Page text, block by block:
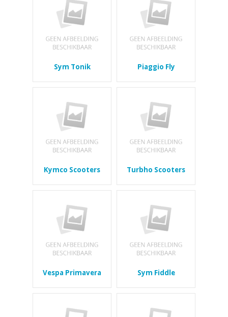
Sym Tonik Piaggio Fly
Kymco Scooters Turbho Scooters
Vespa Primavera Sym Fiddle